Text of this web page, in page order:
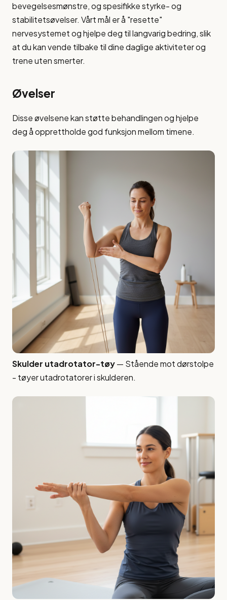
bevegelsesmønstre, og spesifikke styrke- og
stabilitetsøvelser. Vårt mål er å "resette"
nervesystemet og hjelpe deg til langvarig bedring, slik
at du kan vende tilbake til dine daglige aktiviteter og
trene uten smerter.
Øvelser
Disse øvelsene kan støtte behandlingen og hjelpe
deg å opprettholde god funksjon mellom timene.
Skulder utadrotator-tøy— Stående mot dørstolpe
- tøyer utadrotatorer i skulderen.